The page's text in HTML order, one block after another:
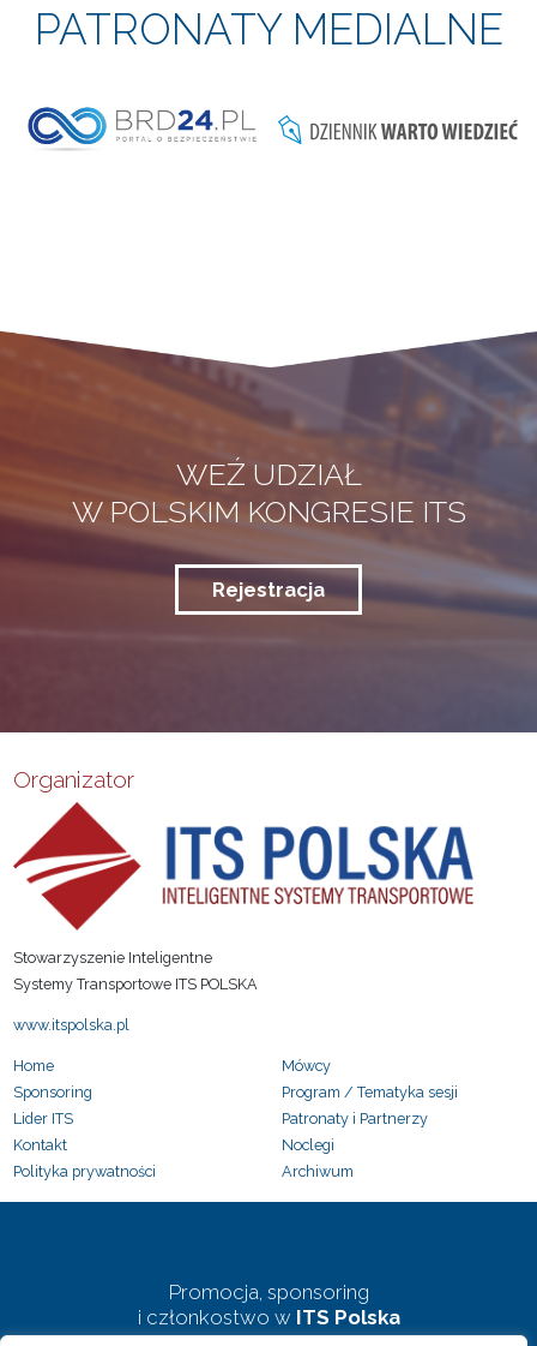
PATRONATY MEDIALNE
WEŹ UDZIAŁ
W POLSKIM KONGRESIE ITS
Rejestracja
Organizator
Stowarzyszenie Inteligentne
Systemy Transportowe ITS POLSKA
www.itspolska.pl
Home
Sponsoring
Lider ITS
Kontakt
Polityka prywatności
Mówcy
Program / Tematyka sesji
Patronaty i Partnerzy
Noclegi
Archiwum
Promocja, sponsoring
i członkostwo w ITS Polska